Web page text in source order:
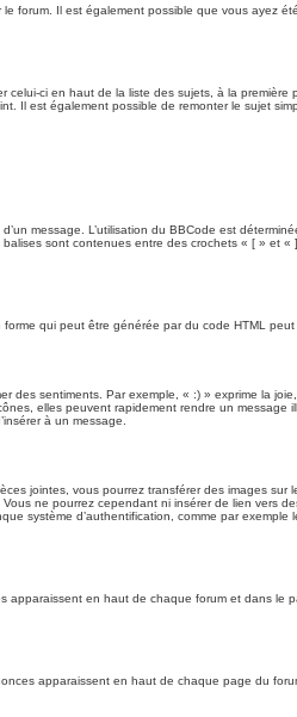
Il est également possible que vous ayez
ci en haut de la liste des sujets, à la
Il est également possible de remonter le sujet
message. L’utilisation du BBCode est
sont contenues entre des crochets « [ » et
qui peut être générée par du code HTML
sentiments. Par exemple, « :) » exprime la
elles peuvent rapidement rendre un message
à un message.
jointes, vous pourrez transférer des images
ne pourrez cependant ni insérer de lien vers
système d’authentification, comme par
en haut de chaque forum et dans le
apparaissent en haut de chaque page du